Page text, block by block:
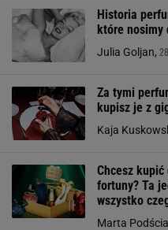
Historia
które nosimy
Julia Goljan,
Za tymi
kupisz je z
Kaja
Chcesz
fortuny? Ta
wszystko
Marta